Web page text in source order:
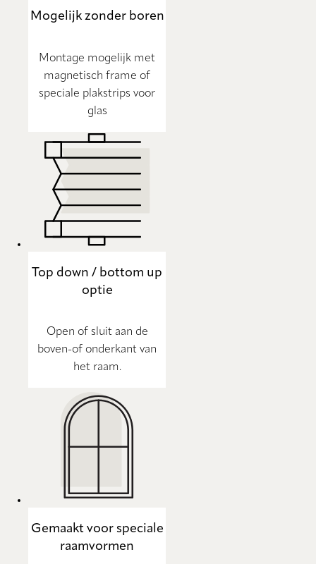
Mogelijk zonder boren
Montage mogelijk met
magnetisch frame of
speciale plakstrips voor
glas
Top down / bottom up
optie
Open of sluit aan de
boven-of onderkant van
het raam.
Gemaakt voor speciale
raamvormen